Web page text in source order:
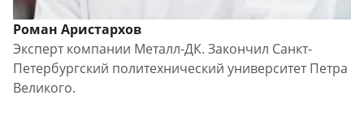
Роман Аристархов
Эксперт компании Металл-ДК. Закончил Санкт-
Петербургский политехнический университет Петра
Великого.